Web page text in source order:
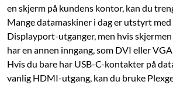
en skjerm på kundens kontor, kan du
Mange datamaskiner i dag er utstyrt
Displayport-utganger, men hvis
har en annen inngang, som DVI eller
Hvis du bare har USB-C-kontakter på
vanlig HDMI-utgang, kan du bruke